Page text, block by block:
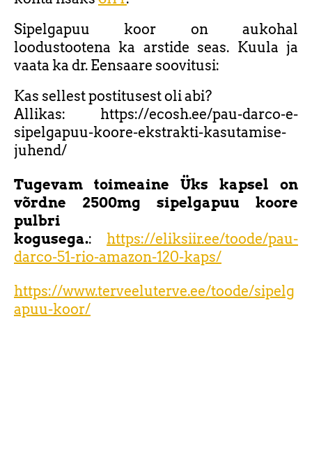
Sipelgapuu koor on aukohal
loodustootena ka arstide seas. Kuula ja
vaata ka dr. Eensaare soovitusi:
Kas sellest postitusest oli abi?
Allikas: https://ecosh.ee/pau-darco-e-
sipelgapuu-koore-ekstrakti-kasutamise-
juhend/
Tugevam toimeaine Üks kapsel on
võrdne 2500mg sipelgapuu koore
pulbri
kogusega.: https://eliksiir.ee/toode/pau-
darco-51-rio-amazon-120-kaps/
https://www.terveeluterve.ee/toode/sipelg
apuu-koor/